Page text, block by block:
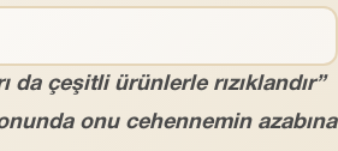
çeşitli ürünlerle rızıklandır”
onu cehennemin azabına